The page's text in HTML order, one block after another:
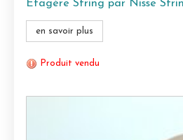
Etagère String par Nisse
en savoir plus
Produit vendu